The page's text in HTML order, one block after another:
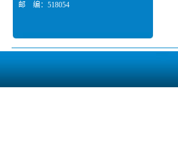
邮 编：518054